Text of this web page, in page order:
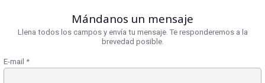
Mándanos un mensaje
Llena todos los campos y envía tu mensaje. Te responderemos a la
brevedad posible.
E-mail *